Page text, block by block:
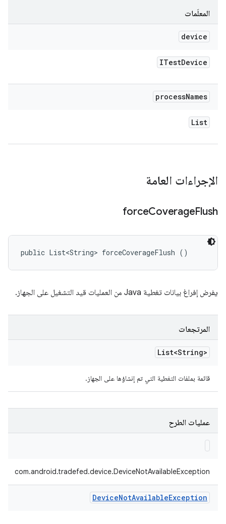
المعلَمات
device
ITestDevice
processNames
List
الإجراءات العامة
forceCoverageFlush
public List<String> forceCoverageFlush ()
يفرض إفراغ بيانات تغطية Java من العمليات قيد التشغيل على الجهاز.
المرتجعات
List<String>
قائمة بملفات التغطية التي تم إنشاؤها على الجهاز.
عمليات الطرح
com.android.tradefed.device.DeviceNotAvailableException
DeviceNotAvailableException